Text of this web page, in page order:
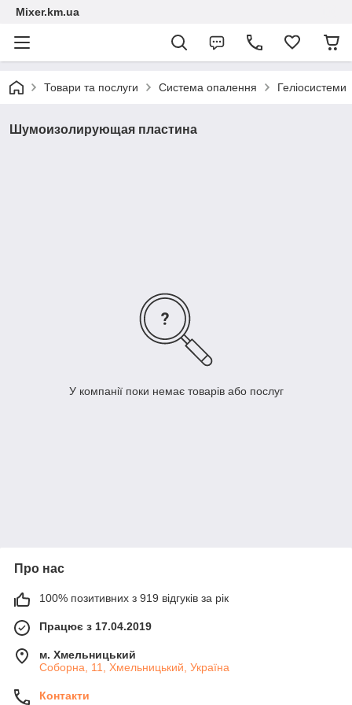
Mixer.km.ua
Товари та послуги Система опалення Геліосистеми
Шумоизолирующая пластина
У компанії поки немає товарів або послуг
Про нас
100% позитивних з 919 відгуків за рік
Працює з 17.04.2019
м. Хмельницький
Соборна, 11, Хмельницький, Україна
Контакти